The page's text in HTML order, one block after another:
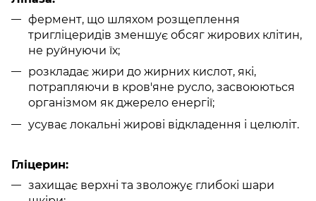
фермент, що шляхом розщеплення
тригліцеридів зменшує обсяг жирових клітин,
не руйнуючи їх;
розкладає жири до жирних кислот, які,
потрапляючи в кров'яне русло, засвоюються
організмом як джерело енергії;
усуває локальні жирові відкладення і целюліт.
Гліцерин:
захищає верхні та зволожує глибокі шари